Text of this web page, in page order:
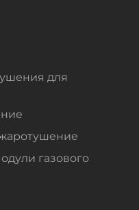
для
газового